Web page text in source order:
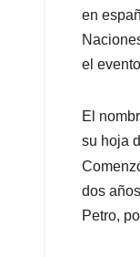
p
p
en
el
El
su hoja
dos
Petro,